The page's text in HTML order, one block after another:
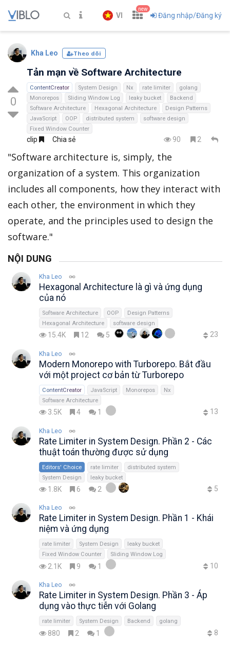
VI
new
Đăng nhập/Đăng ký
Kha Leo Theo dõi
0
Tản mạn về Software Architecture
ContentCreator System Design Nx rate limiter
golang
Monorepos
Sliding Window Log leaky bucket
Backend
Software Architecture
Hexagonal Architecture
Design Patterns
JavaScript
OOP distributed system
software design
Fixed Window Counter
clip Chia sẻ 90 2
"Software architecture is, simply, the
organization of a system. This organization
includes all components, how they interact with
each other, the environment in which they
operate, and the principles used to design the
software."
NỘI DUNG
Kha Leo
Hexagonal Architecture là gì và ứng dụng
của nó
Software Architecture OOP
Design Patterns
Hexagonal Architecture
software design
15.4K 12 5 23
Kha Leo
Modern Monorepo with Turborepo. Bắt đầu
với một project cơ bản từ Turborepo
ContentCreator JavaScript Monorepos
Nx
Software Architecture
3.5K 4 1 13
Kha Leo
Rate Limiter in System Design. Phần 2 - Các
thuật toán thường được sử dụng
Editors' Choice rate limiter
distributed system
System Design
leaky bucket
1.8K 6 2 5
Kha Leo
Rate Limiter in System Design. Phần 1 - Khái
niệm và ứng dụng
rate limiter System Design
leaky bucket
Fixed Window Counter
Sliding Window Log
2.1K 9 1 10
Kha Leo
Rate Limiter in System Design. Phần 3 - Áp
dụng vào thực tiễn với Golang
rate limiter System Design Backend golang
880 2 1 8